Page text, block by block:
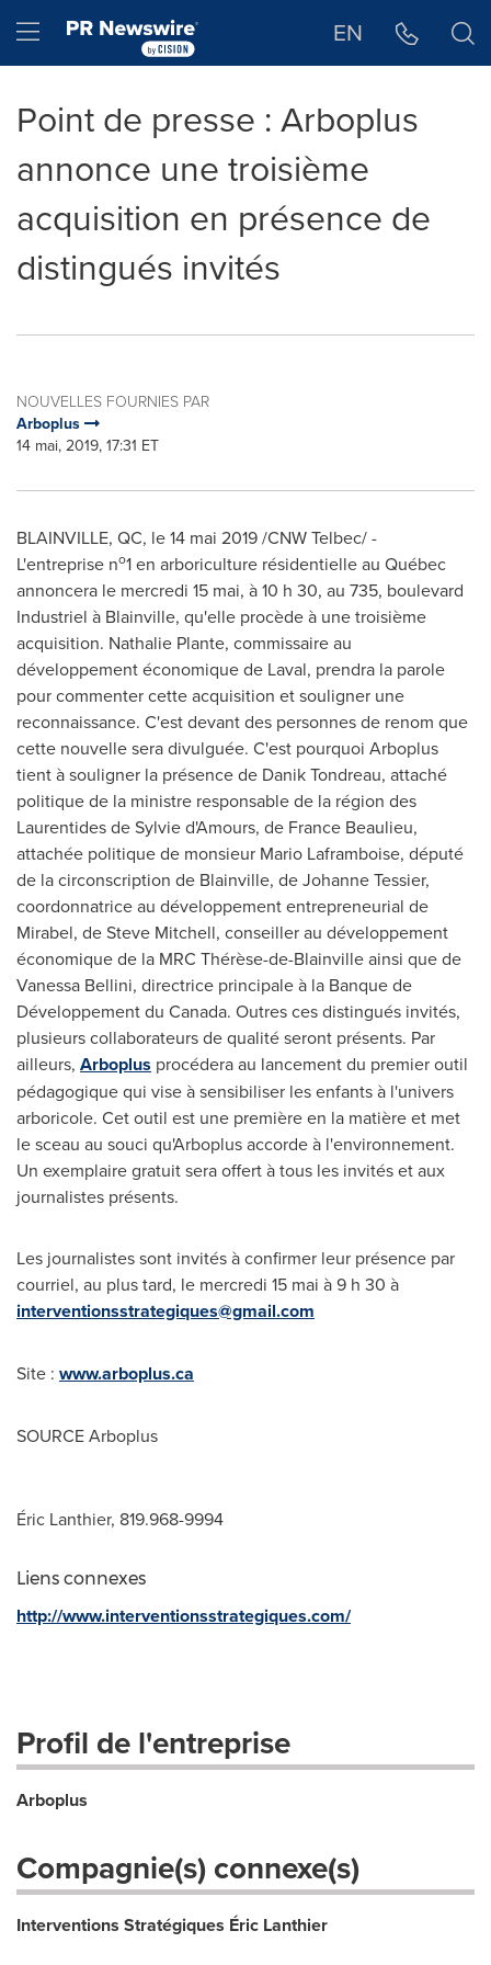
Hamburger menu EN
Point de presse : Arboplus
annonce une troisième
acquisition en présence de
distingués invités
NOUVELLES FOURNIES PAR
Arboplus
14 mai, 2019, 17:31 ET
BLAINVILLE, QC, le 14 mai 2019 /CNW Telbec/ -
L'entreprise no1 en arboriculture résidentielle au Québec
annoncera le mercredi 15 mai, à 10 h 30, au 735, boulevard
Industriel à Blainville, qu'elle procède à une troisième
acquisition. Nathalie Plante, commissaire au
développement économique de Laval, prendra la parole
pour commenter cette acquisition et souligner une
reconnaissance. C'est devant des personnes de renom que
cette nouvelle sera divulguée. C'est pourquoi Arboplus
tient à souligner la présence de Danik Tondreau, attaché
politique de la ministre responsable de la région des
Laurentides de Sylvie d'Amours, de France Beaulieu,
attachée politique de monsieur Mario Laframboise, député
de la circonscription de Blainville, deJohanne Tessier,
coordonnatrice au développement entrepreneurial de
Mirabel, deSteve Mitchell, conseiller au développement
économique de la MRC Thérèse-de-Blainvilleainsi que de
Vanessa Bellini, directrice principale à la Banque de
Développement du Canada. Outres ces distingués invités,
plusieurs collaborateurs de qualité seront présents. Par
ailleurs, Arboplus procédera au lancement du premier outil
pédagogique qui vise à sensibiliser les enfants à l'univers
arboricole. Cet outil est une première en la matière et met
le sceau au souci qu'Arboplus accorde à l'environnement.
Un exemplaire gratuit sera offert à tous les invités et aux
journalistes présents.
Les journalistes sont invités à confirmer leur présence par
courriel, au plus tard, le mercredi 15 mai à 9 h 30 à
interventionsstrategiques@gmail.com
Site : www.arboplus.ca
SOURCE Arboplus
Éric Lanthier, 819.968-9994
Liens connexes
http://www.interventionsstrategiques.com/
Profil de l'entreprise
Arboplus
Compagnie(s) connexe(s)
Interventions Stratégiques Éric Lanthier